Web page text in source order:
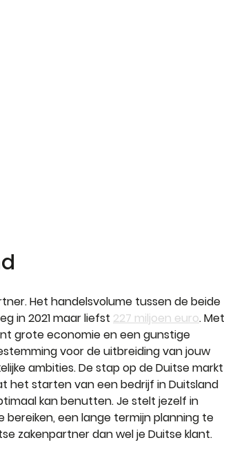
Het handelsvolume tussen de beide
in 2021 maar liefst 227 miljoen euro. Met
grote economie en een gunstige
voor de uitbreiding van jouw
ambities. De stap op de Duitse markt
het starten van een bedrijf in Duitsland
kan benutten. Je stelt jezelf in
een lange termijn planning te
zakenpartner dan wel je Duitse klant.